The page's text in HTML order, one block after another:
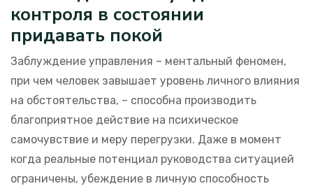
контроля в состоянии
придавать покой
Заблуждение управления – ментальный феномен,
при чем человек завышает уровень личного влияния
на обстоятельства, – способна производить
благоприятное действие на психическое
самочувствие и меру перегрузки. Даже в момент
когда реальные потенциал руководства ситуацией
ограничены, убеждение в личную способность